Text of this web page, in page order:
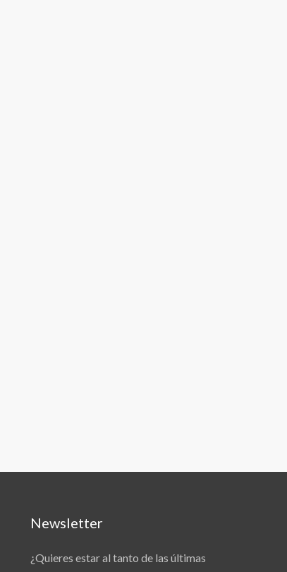
Newsletter
¿Quieres estar al tanto de las últimas